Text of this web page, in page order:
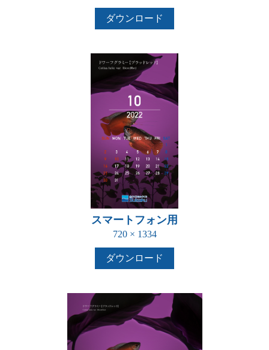
ダウンロード
スマートフォン用
720 × 1334
ダウンロード